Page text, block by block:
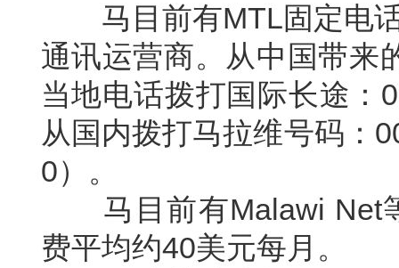
马目前有MTL固定电
通讯运营商。从中国带来
当地电话拨打国际长途：
从国内拨打马拉维号码：
0）。
马目前有Malawi Net
费平均约40美元每月。